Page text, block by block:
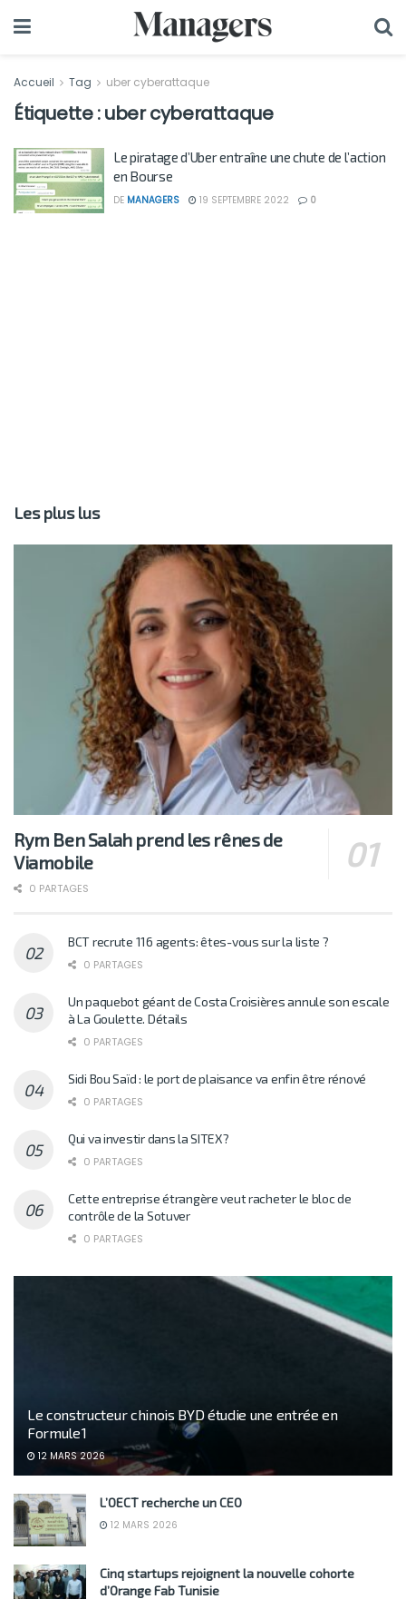
Accueil Tag uber cyberattaque
Étiquette :uber cyberattaque
Le piratage d’Uber entraîne une chute de l’action
en Bourse
DE MANAGERS 19 SEPTEMBRE 2022 0
Les plus lus
Rym Ben Salah prend les rênes de
Viamobile
0 PARTAGES
BCT recrute 116 agents: êtes-vous sur la liste ?
0 PARTAGES
Un paquebot géant de Costa Croisières annule son escale
à La Goulette. Détails
0 PARTAGES
Sidi Bou Saïd : le port de plaisance va enfin être rénové
0 PARTAGES
Qui va investir dans la SITEX?
0 PARTAGES
Cette entreprise étrangère veut racheter le bloc de
contrôle de la Sotuver
0 PARTAGES
Le constructeur chinois BYD étudie une entrée en
Formule 1
12 MARS 2026
L’OECT recherche un CEO
12 MARS 2026
Cinq startups rejoignent la nouvelle cohorte
d’Orange Fab Tunisie